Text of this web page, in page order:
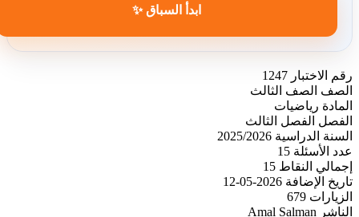
ابدأ السباق ✨
رقم الاختبار 1247
الصف
الصف الثالث
المادة رياضيات
الفصل
الفصل الثالث
السنة الدراسية 2025/2026
عدد الأسئلة 15
إجمالي النقاط 15
تاريخ الإضافة 2026-05-12
الزيارات 679
الناشر Amal Salman